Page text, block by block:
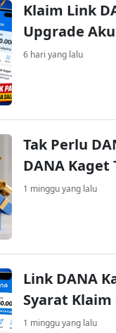
Klaim Link
Upgrade
6 hari yang lalu
Tak Perlu
DANA Kaget
1 minggu yang lalu
Link DANA
Syarat
1 minggu yang lalu